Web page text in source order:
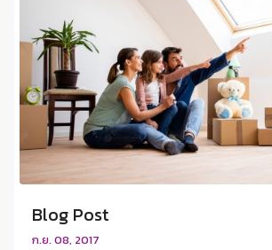
Blog Post
ก.ย. 08, 2017